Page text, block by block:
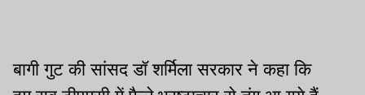
बागी गुट की सांसद डॉ शर्मिला सरकार ने कहा कि